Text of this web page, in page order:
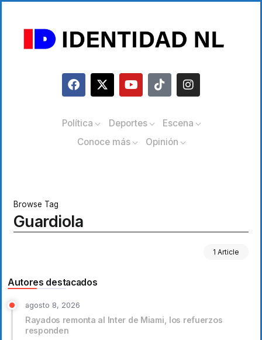
Política Deportes
Escena
Conoce más
Opinión
Browse Tag
Guardiola
1 Article
Autores destacados
agosto 8, 2026
Rayados remonta al Inter de Miami, los refuerzos
responden